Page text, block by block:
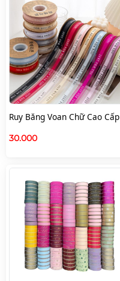
Ruy Băng Voan Chữ Cao Cấp
30.000